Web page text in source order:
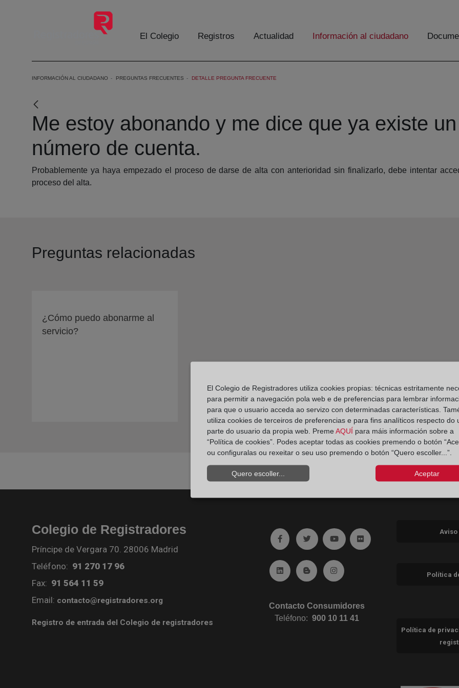
El Colegio Registros Actualidad Información al ciudadano
INFORMACIÓN AL CIUDADANO PREGUNTAS FRECUENTES DETALLE PREGUNTA FRECUENTE
Me estoy abonando y me dice que ya existe
número de cuenta.
Probablemente ya haya empezado el proceso de darse de alta con anterioridad sin finalizarlo, debe intentar
proceso del alta.
Preguntas relacionadas
¿Cómo puedo abonarme al
servicio?
Colegio de Registradores
Príncipe de Vergara 70. 28006 Madrid
Teléfono: 91 270 17 96
Fax: 91 564 11 59
Email: contacto@registradores.org
Registro de entrada del Colegio de registradores
Ir a facebook (abre en ventana nueva)
Ir a twitter (abre en ventana nueva)
Ir a YouTube (abre en ventana nueva)
Ir a Flickr (abre en ventana
Ir a Linkedin (abre en ventana nueva)
Ir al Blog (abre en ventana nueva)
Ir a Instagram (abre en ventana
Contacto Consumidores
Teléfono:900 10 11 41
Aviso
Política
Política de
El Colegio de Registradores utiliza cookies propias: técnicas estritamente
para permitir a navegación pola web e de preferencias para lembrar
para que o usuario acceda ao servizo con determinadas características.
utiliza cookies de terceiros de preferencias e para fins analíticos respecto do
parte do usuario da propia web. Preme AQUÍ para máis información sobre a
“Política de cookies”. Podes aceptar todas as cookies premendo o botón
ou configuralas ou rexeitar o seu uso premendo o botón “Quero escoller...”.
Quero escoller... Aceptar